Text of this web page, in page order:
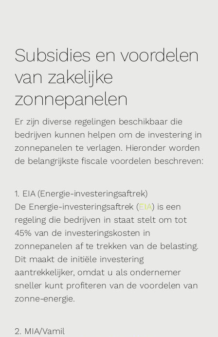
Subsidies en voordelen
van zakelijke
zonnepanelen
Er zijn diverse regelingen beschikbaar die
bedrijven kunnen helpen om de investering in
zonnepanelen te verlagen. Hieronder worden
de belangrijkste fiscale voordelen beschreven:
1. EIA (Energie-investeringsaftrek)
De Energie-investeringsaftrek (EIA) is een
regeling die bedrijven in staat stelt om tot
45% van de investeringskosten in
zonnepanelen af te trekken van de belasting.
Dit maakt de initiële investering
aantrekkelijker, omdat u als ondernemer
sneller kunt profiteren van de voordelen van
zonne-energie.
2. MIA/Vamil